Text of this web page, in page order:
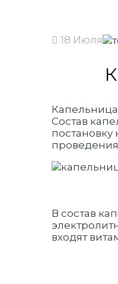
18 Июля
Состав
проведения
В состав
входят